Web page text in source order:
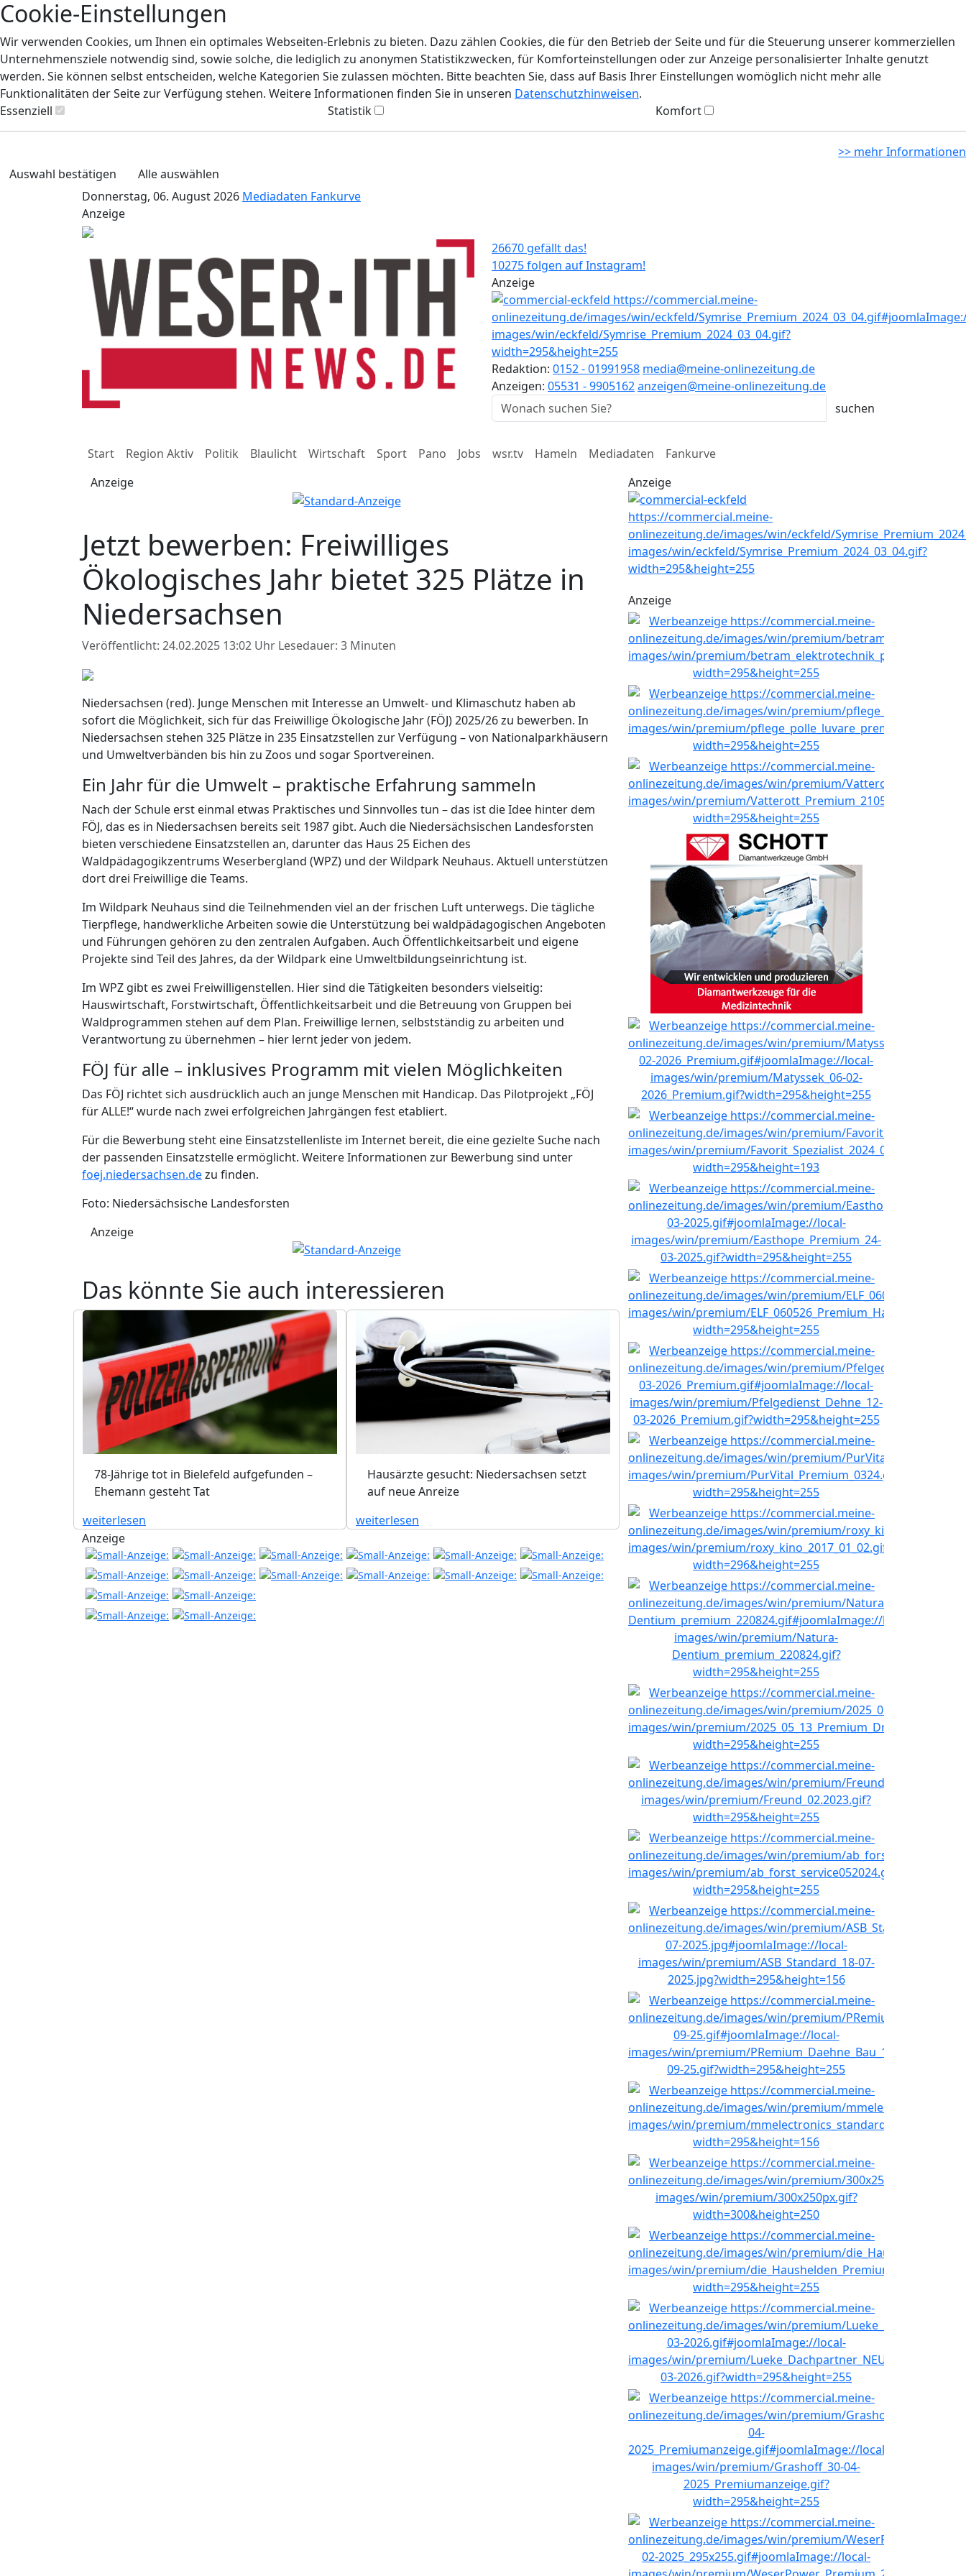
Cookie-Einstellungen
Wir verwenden Cookies, um Ihnen ein optimales Webseiten-Erlebnis zu bieten. Dazu zählen Cookies, die für den Betrieb der Seite und für die Steuerung unserer kommerziellen
Unternehmensziele notwendig sind, sowie solche, die lediglich zu anonymen Statistikzwecken, für Komforteinstellungen oder zur Anzeige personalisierter Inhalte genutzt
werden. Sie können selbst entscheiden, welche Kategorien Sie zulassen möchten. Bitte beachten Sie, dass auf Basis Ihrer Einstellungen womöglich nicht mehr alle
Funktionalitäten der Seite zur Verfügung stehen. Weitere Informationen finden Sie in unseren Datenschutzhinweisen.
Essenziell
Statistik Komfort
>> mehr Informationen
Auswahl bestätigen
Alle auswählen
Donnerstag, 06. August 2026 Mediadaten Fankurve
Anzeige
26670 gefällt das!
10275 folgen auf Instagram!
Anzeige
Redaktion: 0152 - 01991958 media@meine-onlinezeitung.de
Anzeigen: 05531 - 9905162anzeigen@meine-onlinezeitung.de
Start Region Aktiv Politik Blaulicht Wirtschaft Sport Pano Jobs wsr.tv Hameln Mediadaten
Fankurve
Anzeige
Jetzt bewerben: Freiwilliges
Ökologisches Jahr bietet 325 Plätze in
Niedersachsen
Veröffentlicht: 24.02.2025 13:02 Uhr Lesedauer: 3 Minuten
Niedersachsen (red). Junge Menschen mit Interesse an Umwelt- und Klimaschutz haben ab
sofort die Möglichkeit, sich für das Freiwillige Ökologische Jahr (FÖJ) 2025/26 zu bewerben. In
Niedersachsen stehen 325 Plätze in 235 Einsatzstellen zur Verfügung – von Nationalparkhäusern
und Umweltverbänden bis hin zu Zoos und sogar Sportvereinen.
Ein Jahr für die Umwelt – praktische Erfahrung sammeln
Nach der Schule erst einmal etwas Praktisches und Sinnvolles tun – das ist die Idee hinter dem
FÖJ, das es in Niedersachsen bereits seit 1987 gibt. Auch die Niedersächsischen Landesforsten
bieten verschiedene Einsatzstellen an, darunter das Haus 25 Eichen des
Waldpädagogikzentrums Weserbergland (WPZ) und der Wildpark Neuhaus. Aktuell unterstützen
dort drei Freiwillige die Teams.
Im Wildpark Neuhaus sind die Teilnehmenden viel an der frischen Luft unterwegs. Die tägliche
Tierpflege, handwerkliche Arbeiten sowie die Unterstützung bei waldpädagogischen Angeboten
und Führungen gehören zu den zentralen Aufgaben. Auch Öffentlichkeitsarbeit und eigene
Projekte sind Teil des Jahres, da der Wildpark eine Umweltbildungseinrichtung ist.
Im WPZ gibt es zwei Freiwilligenstellen. Hier sind die Tätigkeiten besonders vielseitig:
Hauswirtschaft, Forstwirtschaft, Öffentlichkeitsarbeit und die Betreuung von Gruppen bei
Waldprogrammen stehen auf dem Plan. Freiwillige lernen, selbstständig zu arbeiten und
Verantwortung zu übernehmen – hier lernt jeder von jedem.
FÖJ für alle – inklusives Programm mit vielen Möglichkeiten
Das FÖJ richtet sich ausdrücklich auch an junge Menschen mit Handicap. Das Pilotprojekt „FÖJ
für ALLE!“ wurde nach zwei erfolgreichen Jahrgängen fest etabliert.
Für die Bewerbung steht eine Einsatzstellenliste im Internet bereit, die eine gezielte Suche nach
der passenden Einsatzstelle ermöglicht. Weitere Informationen zur Bewerbung sind unter
foej.niedersachsen.dezu finden.
Foto: Niedersächsische Landesforsten
Anzeige
Das könnte Sie auch interessieren
78-Jährige tot in Bielefeld aufgefunden –
Ehemann gesteht Tat
weiterlesen
Hausärzte gesucht: Niedersachsen setzt
auf neue Anreize
weiterlesen
Anzeige
Anzeige
Anzeige